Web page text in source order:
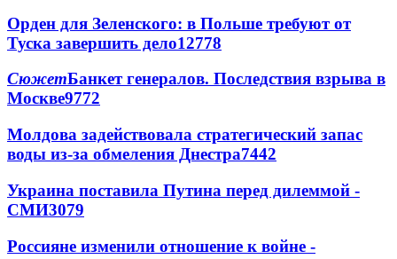
Орден для Зеленского: в Польше требуют от
Туска завершить дело12778
СюжетБанкет генералов. Последствия взрыва в
Москве9772
Молдова задействовала стратегический запас
воды из-за обмеления Днестра7442
Украина поставила Путина перед дилеммой -
СМИ3079
Россияне изменили отношение к войне -